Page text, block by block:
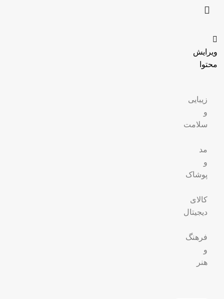
ویرایش
محتوا
زیبایی
و
سلامت
مد
و
پوشاک
کالای
دیجیتال
فرهنگ
و
هنر